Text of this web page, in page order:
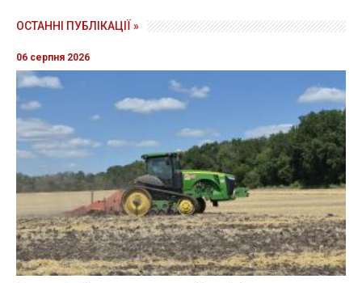
ОСТАННІ ПУБЛІКАЦІЇ »
06 серпня 2026